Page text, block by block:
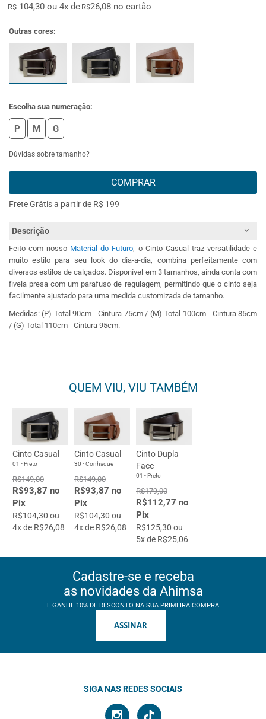
R$ 104,30 ou 4x deR$26,08 no cartão
Outras cores:
Escolha sua numeração:
P M G
Dúvidas sobre tamanho?
COMPRAR
Frete Grátis a partir de R$ 199
Descrição
Feito com nosso Material do Futuro , o Cinto Casual traz versatilidade e
muito estilo para seu look do dia-a-dia, combina perfeitamente com
diversos estilos de calçados. Disponível em 3 tamanhos, ainda conta com
fivela presa com um parafuso de regulagem, permitindo que o cinto seja
facilmente ajustado para uma medida customizada de tamanho.
Medidas: (P) Total 90cm - Cintura 75cm / (M) Total 100cm - Cintura 85cm
/ (G) Total 110cm - Cintura 95cm.
QUEM VIU, VIU TAMBÉM
Cinto Casual
01 - Preto
R$149,00
R$93,87 no
Pix
R$104,30 ou
4x de R$26,08
Cinto Casual
30 - Conhaque
R$149,00
R$93,87 no
Pix
R$104,30 ou
4x de R$26,08
Cinto Dupla
Face
01 - Preto
R$179,00
R$112,77 no
Pix
R$125,30 ou
5x de R$25,06
Cadastre-se e receba
as novidades da Ahimsa
E GANHE 10% DE DESCONTO NA SUA PRIMEIRA COMPRA
ASSINAR
SIGA NAS REDES SOCIAIS